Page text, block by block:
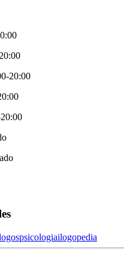
20:00